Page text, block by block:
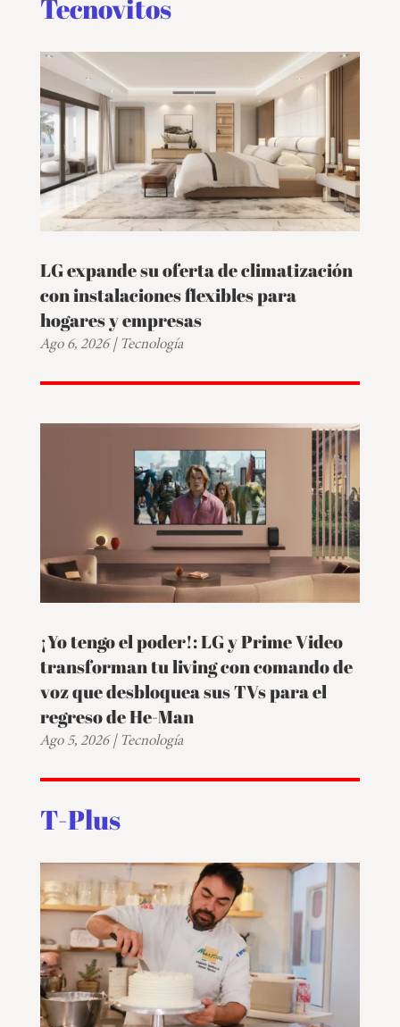
Tecnovitos
LG expande su oferta de climatización
con instalaciones flexibles para
hogares y empresas
Ago 6, 2026|Tecnología
¡Yo tengo el poder!: LG y Prime Video
transforman tu living con comando de
voz que desbloquea sus TVs para el
regreso de He-Man
Ago 5, 2026|Tecnología
T-Plus